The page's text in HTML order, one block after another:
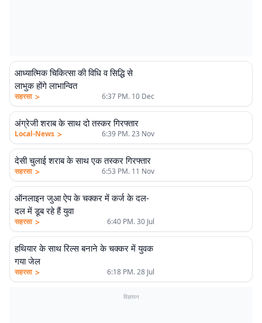
आध्यात्मिक चिकित्सा की विधि व सिद्धि से
लाभुक होंगे लाभान्वित
सहरसा > 6:37 PM. 10 Dec
अंग्रेजी शराब के साथ दो तस्कर गिरफ्तार
Local-News > 6:39 PM. 23 Nov
देसी चुलाई शराब के साथ एक तस्कर गिरफ्तार
सहरसा > 6:53 PM. 11 Nov
ऑनलाइन जुआ ऐप के चक्कर में कर्ज के दल-
दल में डूब रहे हैं युवा
सहरसा > 6:40 PM. 30 Jul
हथियार के साथ रिल्स बनाने के चक्कर में युवक
गया जेल
सहरसा > 6:18 PM. 28 Jul
विज्ञापन